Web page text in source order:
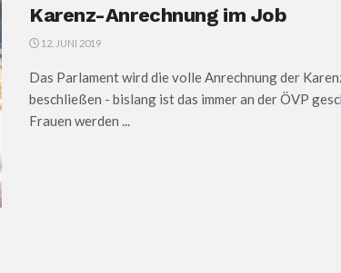
Karenz-Anrechnung im Job
12. JUNI 2019
Das Parlament wird die volle Anrechnung der
beschließen - bislang ist das immer an der ÖVP
Frauen werden ...